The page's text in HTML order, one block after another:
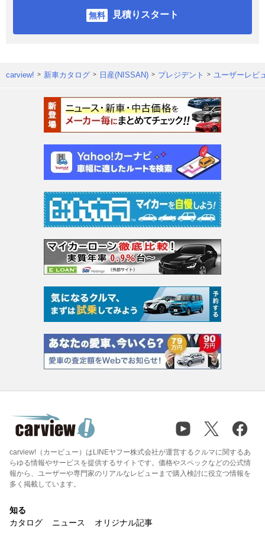
見積りスタート
carview! 新車カタログ 日産(NISSAN) プレジデント ユーザーレビ
carview!（カービュー）はLINEヤフー株式会社が運営するクルマに関するあ
らゆる情報やサービスを提供するサイトです。価格やスペックなどの公式情
報から、ユーザーや専門家のリアルなレビューまで購入検討に役立つ情報を
多く掲載しています。
知る
カタログ
ニュース オリジナル記事